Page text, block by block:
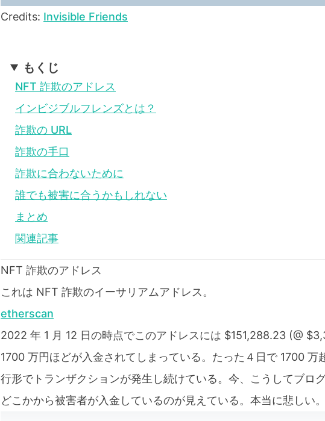
Credits: Invisible Friends
もくじ
NFT 詐欺のアドレス
インビジブルフレンズとは？
詐欺の URL
詐欺の手口
詐欺に合わないために
誰でも被害に合うかもしれない
まとめ
関連記事
NFT 詐欺のアドレス
これは NFT 詐欺のイーサリアムアドレス。
etherscan
2022 年 1 月 12 日の時点でこのアドレスには $151,288.23 (@
1700 万円ほどが入金されてしまっている。たった４日で 1700 万
行形でトランザクションが発生し続けている。今、こうしてブロ
どこかから被害者が入金しているのが見えている。本当に悲しい。